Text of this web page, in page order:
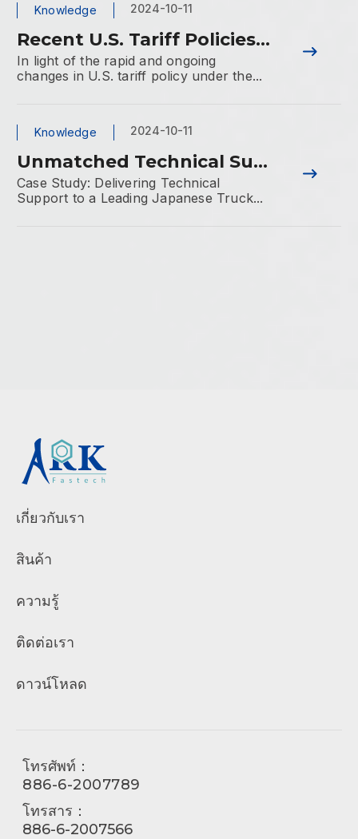
Knowledge 2024-10-11
Recent U.S. Tariff Policies...
In light of the rapid and ongoing
changes in U.S. tariff policy under the...
Knowledge 2024-10-11
Unmatched Technical Su...
Case Study: Delivering Technical
Support to a Leading Japanese Truck...
เกี่ยวกับเรา
สินค้า
ความรู้
ติดต่อเรา
ดาวน์โหลด
โทรศัพท์：
886-6-2007789
โทรสาร：
886-6-2007566